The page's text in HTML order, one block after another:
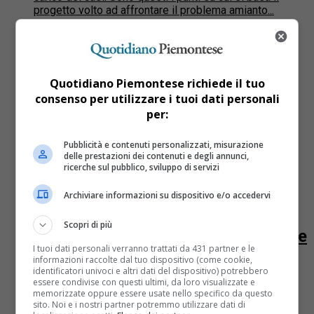
progetto volto ad affrontare il problema amianto...
Il mistero dei mezzi Fiat donati
all’Abruzzo e mai arrivati: la lettera
dei vigili del fuoco aquilani
saranno stati rapiti dagli alieni sulla strada verso
L’Aquila. Fatto sta che non si trovano più:...
Cronaca
Amianto, 58 casi di mesotelioma
tra i vigili del fuoco. Guariniello apre
un’inchiesta
Sono 58 i vigili del fuoco di tutta Italia che si sono
ammalati e sono morti di mesotelioma, un gravissimo
Quotidiano Piemontese richiede il tuo
consenso per utilizzare i tuoi dati personali
per:
Pubblicità e contenuti personalizzati, misurazione
delle prestazioni dei contenuti e degli annunci,
ricerche sul pubblico, sviluppo di servizi
Archiviare informazioni su dispositivo e/o accedervi
Scopri di più
I tuoi dati personali verranno trattati da 431 partner e le
informazioni raccolte dal tuo dispositivo (come cookie,
identificatori univoci e altri dati del dispositivo) potrebbero
essere condivise con questi ultimi, da loro visualizzate e
memorizzate oppure essere usate nello specifico da questo
sito. Noi e i nostri partner potremmo utilizzare dati di